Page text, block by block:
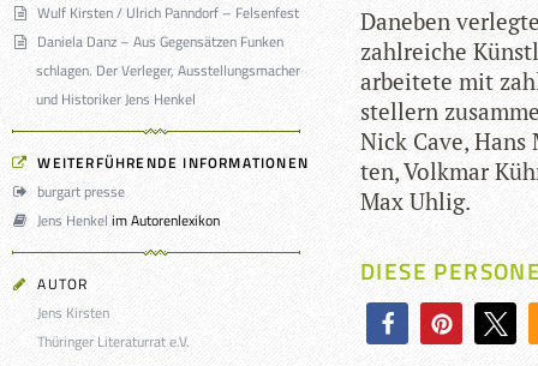
Wulf Kirsten / Ulrich Panndorf – Felsenfest
Daniela Danz – Aus Gegensätzen Funken
schlagen. Der Verleger, Ausstellungsmacher
und Historiker Jens Henkel
WEITERFÜHRENDE INFORMATIONEN
burgart presse
Jens Henkel im Autorenlexikon
AUTOR
Jens Kirsten
Thüringer Literaturrat e.V.
Dane­ben
zahl­rei­che
arbei­tete mit
stel­lern
Nick Cave,
ten, Volk­mar
Max Uhlig.
DIESE